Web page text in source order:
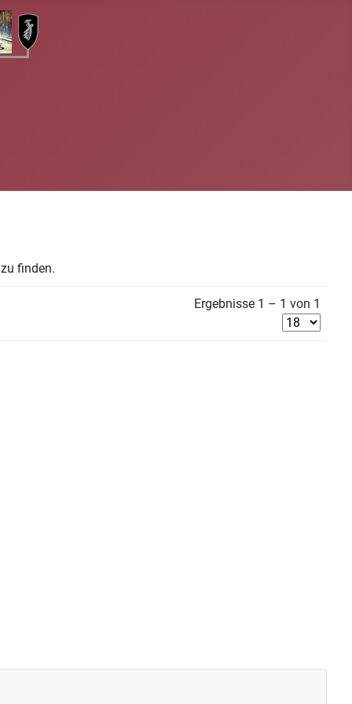
finden.
Ergebnisse 1 – 1 von 1